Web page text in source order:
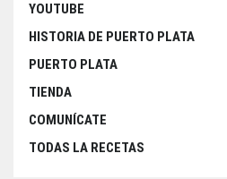
YOUTUBE
HISTORIA DE PUERTO PLATA
PUERTO PLATA
TIENDA
COMUNÍCATE
TODAS LA RECETAS